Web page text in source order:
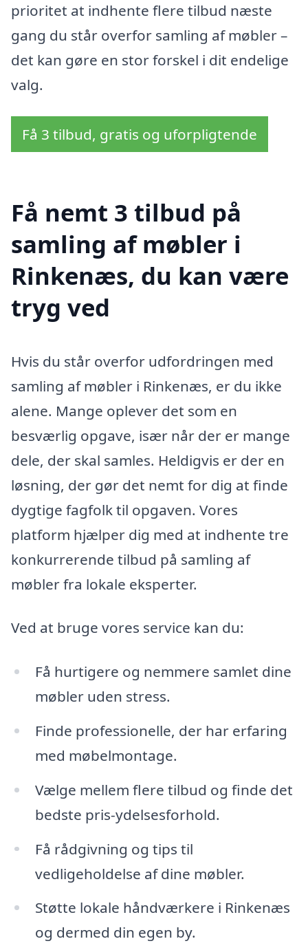
prioritet at indhente flere tilbud næste
gang du står overfor samling af møbler –
det kan gøre en stor forskel i dit endelige
valg.
Få 3 tilbud, gratis og uforpligtende
Få nemt 3 tilbud på
samling af møbler i
Rinkenæs, du kan være
tryg ved
Hvis du står overfor udfordringen med
samling af møbler i Rinkenæs, er du ikke
alene. Mange oplever det som en
besværlig opgave, især når der er mange
dele, der skal samles. Heldigvis er der en
løsning, der gør det nemt for dig at finde
dygtige fagfolk til opgaven. Vores
platform hjælper dig med at indhente tre
konkurrerende tilbud på samling af
møbler fra lokale eksperter.
Ved at bruge vores service kan du:
Få hurtigere og nemmere samlet dine
møbler uden stress.
Finde professionelle, der har erfaring
med møbelmontage.
Vælge mellem flere tilbud og finde det
bedste pris-ydelsesforhold.
Få rådgivning og tips til
vedligeholdelse af dine møbler.
Støtte lokale håndværkere i Rinkenæs
og dermed din egen by.